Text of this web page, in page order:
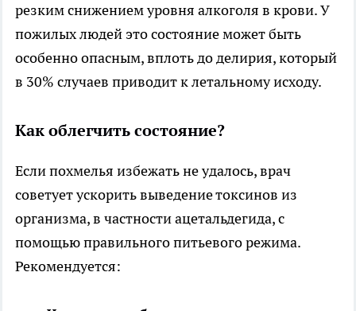
резким снижением уровня алкоголя в крови. У
пожилых людей это состояние может быть
особенно опасным, вплоть до делирия, который
в 30% случаев приводит к летальному исходу.
Как облегчить состояние?
Если похмелья избежать не удалось, врач
советует ускорить выведение токсинов из
организма, в частности ацетальдегида, с
помощью правильного питьевого режима.
Рекомендуется: